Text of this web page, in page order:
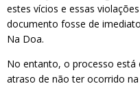
estes vícios e essas
documento fosse de
Na Doa.
No entanto, o processo está
atraso de não ter ocorrido